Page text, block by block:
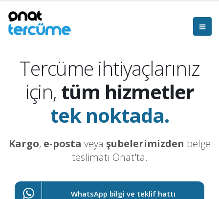
Tercüme ihtiyaçlarınız
için, tüm hizmetler
tek noktada.
Kargo, e-posta veya şubelerimizden belge
teslimatı Onat'ta.
WhatsApp bilgi ve teklif hattı